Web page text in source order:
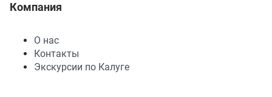
Компания
О нас
Контакты
Экскурсии по Калуге